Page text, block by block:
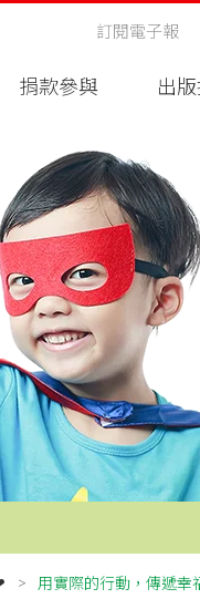
捐款參與 出
訂閱電子報
用實際的行動，傳遞幸